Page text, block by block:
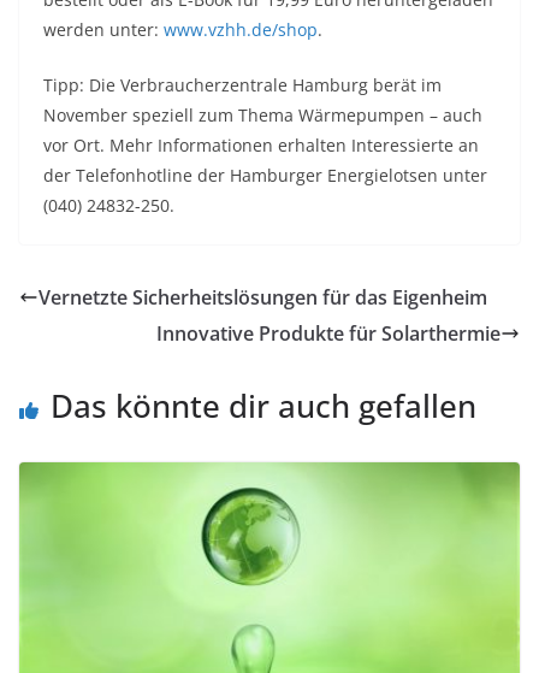
werden unter: www.vzhh.de/shop.
Tipp: Die Verbraucherzentrale Hamburg berät im
November speziell zum Thema Wärmepumpen – auch
vor Ort. Mehr Informationen erhalten Interessierte an
der Telefonhotline der Hamburger Energielotsen unter
(040) 24832-250.
Vernetzte Sicherheitslösungen für das Eigenheim
Innovative Produkte für Solarthermie
Das könnte dir auch gefallen